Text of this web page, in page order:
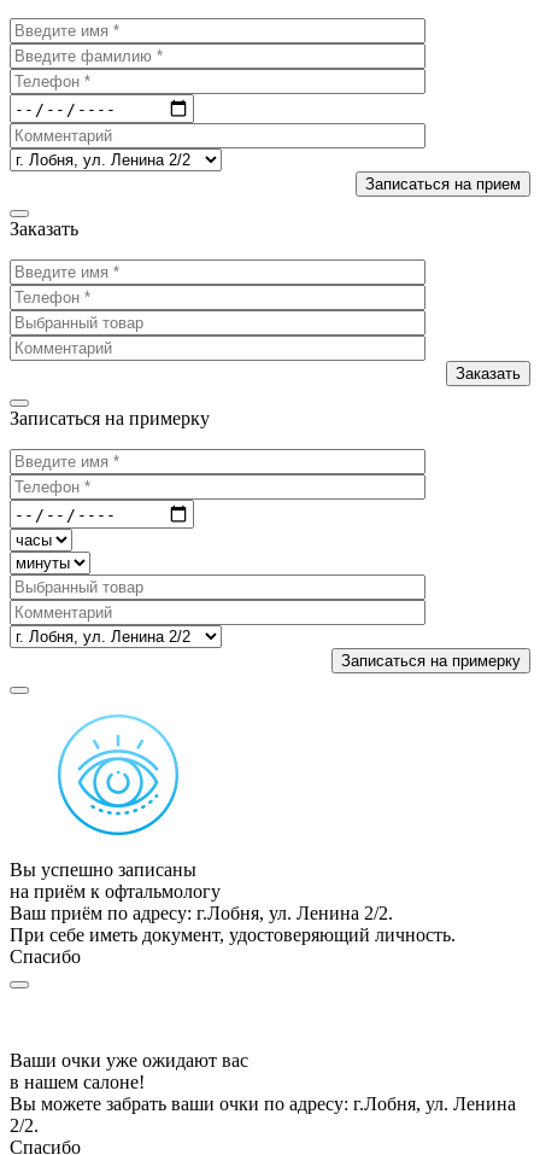
Заказать
Записаться на примерку
Вы успешно записаны
на приём к офтальмологу
Ваш приём по адресу: г.Лобня, ул. Ленина 2/2.
При себе иметь документ, удостоверяющий личность.
Спасибо
Ваши очки уже ожидают вас
в нашем салоне!
Вы можете забрать ваши очки по адресу: г.Лобня, ул. Ленина
2/2.
Спасибо